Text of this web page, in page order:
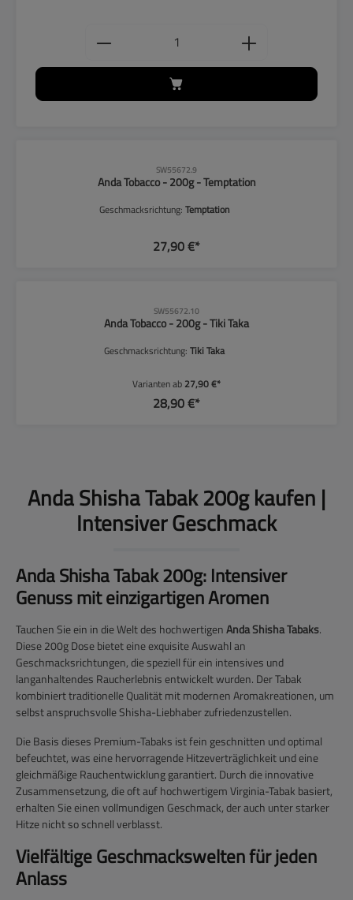
Produkt Anzahl: Gib den
SW55672.9
Anda Tobacco - 200g - Temptation
Geschmacksrichtung:Temptation
27,90 €*
SW55672.10
Anda Tobacco - 200g - Tiki Taka
Geschmacksrichtung:Tiki Taka
Varianten ab 27,90 €*
28,90 €*
Anda Shisha Tabak 200g kaufen |
Intensiver Geschmack
Anda Shisha Tabak 200g: Intensiver
Genuss mit einzigartigen Aromen
Tauchen Sie ein in die Welt des hochwertigenAnda Shisha Tabaks.
Diese 200g Dose bietet eine exquisite Auswahl an
Geschmacksrichtungen, die speziell für ein intensives und
langanhaltendes Raucherlebnis entwickelt wurden. Der Tabak
kombiniert traditionelle Qualität mit modernen Aromakreationen, um
selbst anspruchsvolle Shisha-Liebhaber zufriedenzustellen.
Die Basis dieses Premium-Tabaks ist fein geschnitten und optimal
befeuchtet, was eine hervorragende Hitzeverträglichkeit und eine
gleichmäßige Rauchentwicklung garantiert. Durch die innovative
Zusammensetzung, die oft auf hochwertigem Virginia-Tabak basiert,
erhalten Sie einen vollmundigen Geschmack, der auch unter starker
Hitze nicht so schnell verblasst.
Vielfältige Geschmackswelten für jeden
Anlass